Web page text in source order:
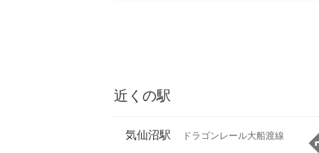
近くの駅
気仙沼駅 ドラゴンレール大船渡線